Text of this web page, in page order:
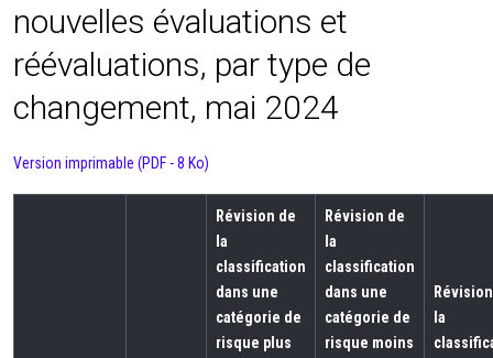
nouvelles évaluations et
réévaluations, par type de
changement, mai 2024
Version imprimable (PDF - 8 Ko)
Révision de
la
classification
dans une
catégorie de
risque plus
Révision de
la
classification
dans une
catégorie de
risque moins
la